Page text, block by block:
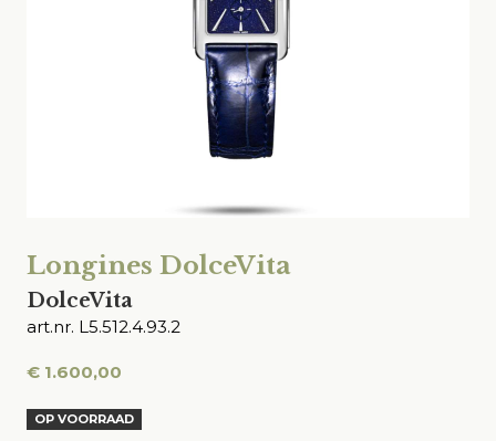
Longines DolceVita
DolceVita
art.nr. L5.512.4.93.2
€ 1.600,00
OP VOORRAAD